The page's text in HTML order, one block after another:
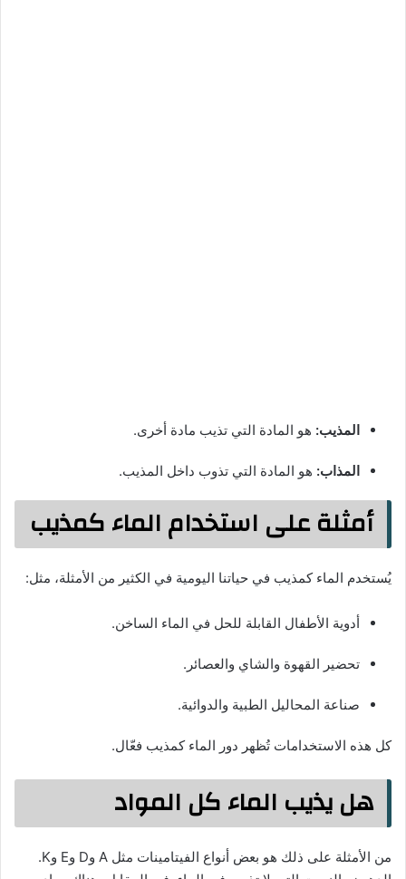
المذيب: هو المادة التي تذيب مادة أخرى.
المذاب: هو المادة التي تذوب داخل المذيب.
أمثلة على استخدام الماء كمذيب
يُستخدم الماء كمذيب في حياتنا اليومية في الكثير من الأمثلة، مثل:
أدوية الأطفال القابلة للحل في الماء الساخن.
تحضير القهوة والشاي والعصائر.
صناعة المحاليل الطبية والدوائية.
كل هذه الاستخدامات تُظهر دور الماء كمذيب فعّال.
هل يذيب الماء كل المواد
من الأمثلة على ذلك هو بعض أنواع الفيتامينات مثل A وD وE وK.